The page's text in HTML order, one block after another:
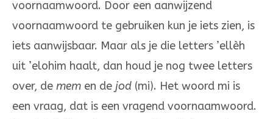
voornaamwoord. Door een aanwijzend
voornaamwoord te gebruiken kun je iets zien, is
iets aanwijsbaar. Maar als je die letters ’ellèh
uit ’elohim haalt, dan houd je nog twee letters
over, de mem en de jod (mi). Het woord mi is
een vraag, dat is een vragend voornaamwoord.